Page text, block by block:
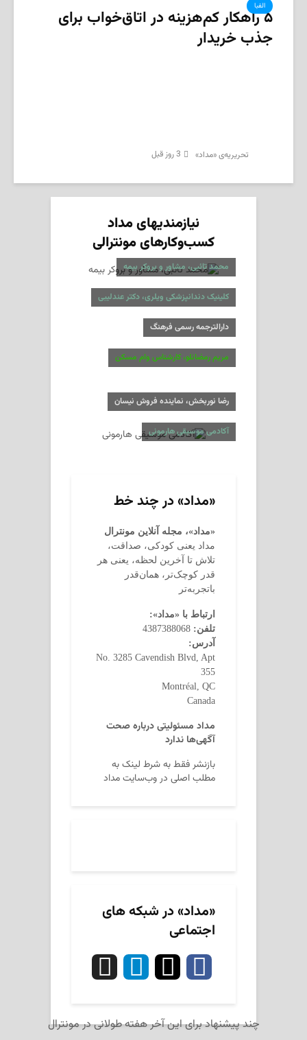
الفبا
۵ راهکار کم‌هزینه در اتاق‌خواب برای
جذب خریدار
تحریریه‌ی «مداد» 3 روز قبل
نیازمندیهای مداد
کسب‌وکارهای مونترالی
محمد تائبی، مشاور و بروکر بیمه
کلینیک دندانپزشکی ویلری، دکتر عندلیبی
دارالترجمه رسمی فرهنگ
مریم رمضانلو، کارشناس وام مسکن
رضا نوربخش، نماینده فروش نیسان
آکادمی موسیقی هارمونی
«مداد» در چند خط
«مداد»، مجله آنلاین مونترال
مداد یعنی کودکی، صداقت،
تلاش تا آخرین لحظه، یعنی هر
قدر کوچک‌تر، همان‌قدر
باتجربه‌تر
ارتباط با «مداد»:
تلفن:
آدرس:
No. 3285 Cavendish Blvd, Apt
355
Montréal, QC
Canada
مداد مسئولیتی درباره صحت
آگهی‌ها ندارد
بازنشر فقط به شرط لینک به
مطلب اصلی در وب‌سایت مداد
«مداد» در شبکه های
اجتماعی
چند پیشنهاد برای این آخر هفته طولانی در مونترال